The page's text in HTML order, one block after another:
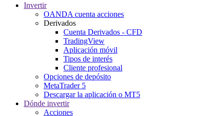
Invertir
OANDA cuenta acciones
Derivados
Cuenta Derivados - CFD
TradingView
Aplicación móvil
Tipos de interés
Cliente profesional
Opciones de depósito
MetaTrader 5
Descargar la aplicación o MT5
Dónde invertir
Acciones